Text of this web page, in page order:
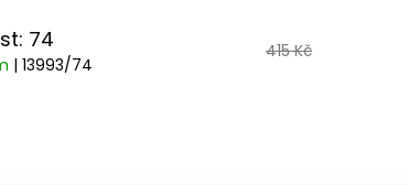
74
| 13993/74
415 Kč